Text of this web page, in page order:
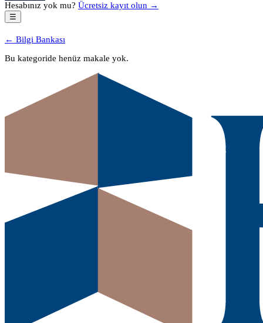
Hesabınız yok mu? Ücretsiz kayıt olun →
☰
← Bilgi Bankası
Bu kategoride henüz makale yok.